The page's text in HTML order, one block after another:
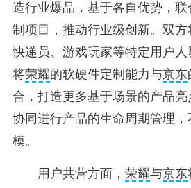
造行业爆品，基于各自优势，联
制项目，推动行业级创新。双方
快递员、游戏玩家等特定用户人
将荣耀的软硬件定制能力与京东
合，打造更多基于场景的产品
协同进行产品的生命周期管理
模。
用户共营方面， 荣耀与京东